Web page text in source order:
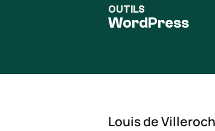
OUTILS
WordPress
Louis de